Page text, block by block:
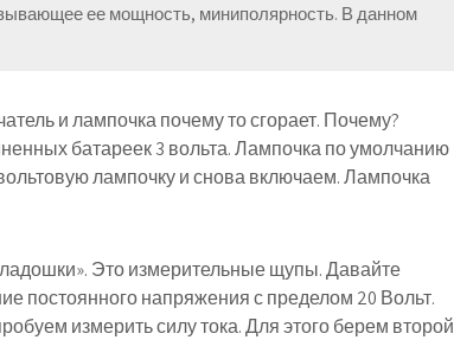
ее мощность, миниполярность. В данном
и лампочка почему то сгорает. Почему?
батареек 3 вольта. Лампочка по умолчанию
лампочку и снова включаем. Лампочка
Это измерительные щупы. Давайте
постоянного напряжения с пределом 20 Вольт.
измерить силу тока. Для этого берем второй